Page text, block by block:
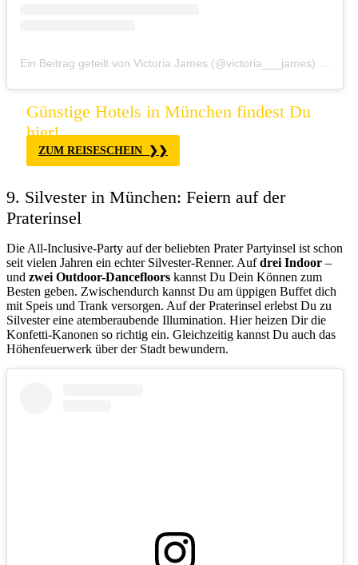
Ein Beitrag geteilt von Victoria James (@victoria___james)
Günstige Hotels in München findest Du
hier!
ZUM REISESCHEIN
9. Silvester in München: Feiern auf der
Praterinsel
Die All-Inclusive-Party auf der beliebten Prater Partyinsel ist schon
seit vielen Jahren ein echter Silvester-Renner. Aufdrei Indoor –
und zwei Outdoor-Dancefloors kannst Du Dein Können zum
Besten geben. Zwischendurch kannst Du am üppigen Buffet dich
mit Speis und Trank versorgen. Auf der Praterinsel erlebst Du zu
Silvester eine atemberaubende Illumination. Hier heizen Dir die
Konfetti-Kanonen so richtig ein. Gleichzeitig kannst Du auch das
Höhenfeuerwerk über der Stadt bewundern.